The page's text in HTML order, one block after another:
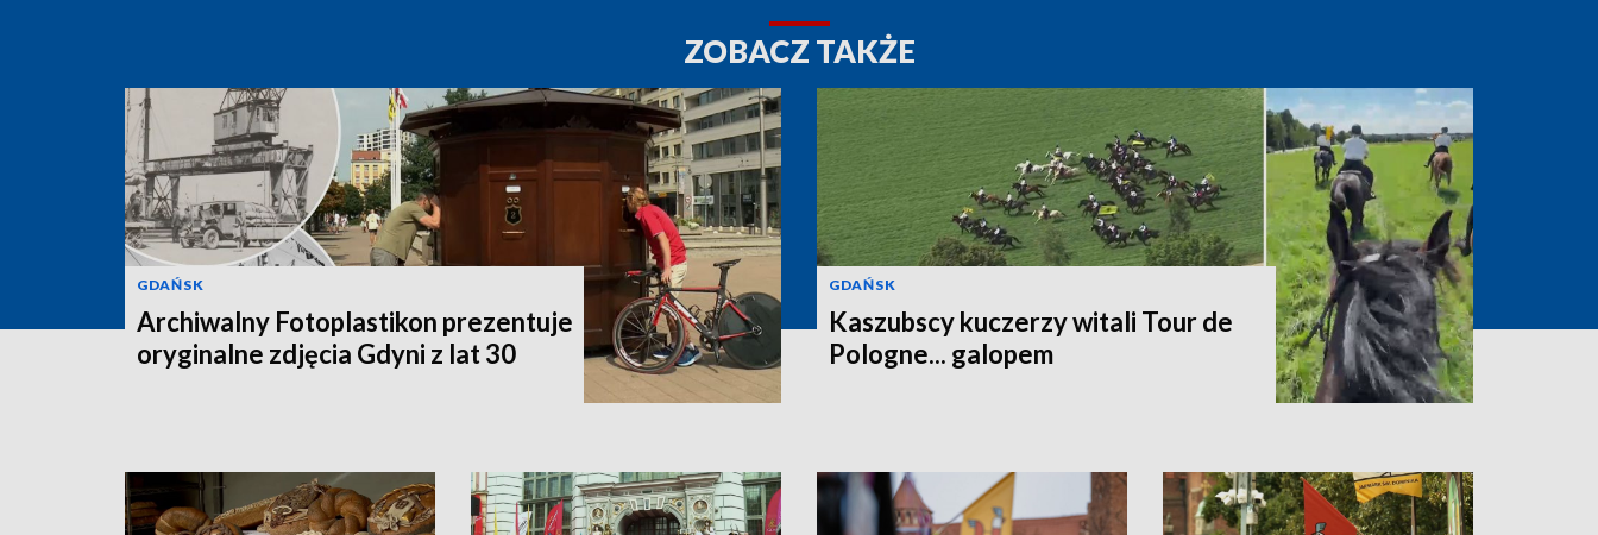
ZOBACZ TAKŻE
GDAŃSK
Archiwalny Fotoplastikon prezentuje
oryginalne zdjęcia Gdyni z lat 30
GDAŃSK
Kaszubscy kuczerzy witali Tour de
Pologne... galopem